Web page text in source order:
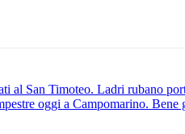
al San Timoteo. Ladri rubano
oggi a Campomarino.